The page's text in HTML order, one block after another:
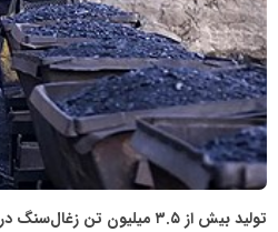
معدن
پیشرو